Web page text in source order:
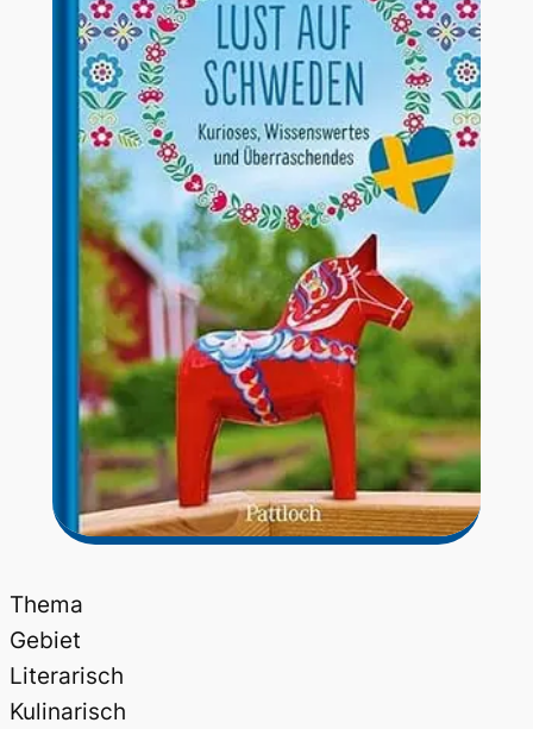
Thema
Gebiet
Literarisch
Kulinarisch